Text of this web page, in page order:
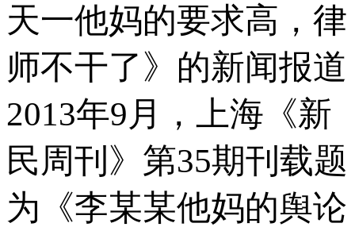
天一他妈的要求高，律
师不干了》的新闻报道
2013年9月，上海《新
民周刊》第35期刊载题
为《李某某他妈的舆论